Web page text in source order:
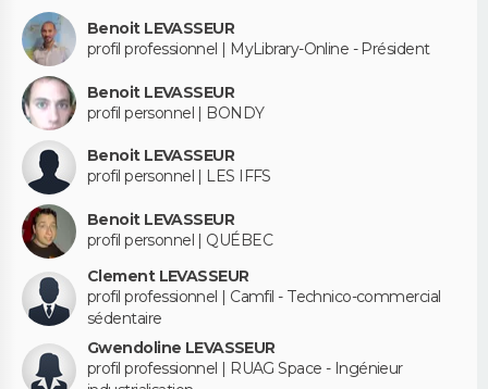
Benoit LEVASSEUR
profil professionnel | MyLibrary-Online - Président
Benoit LEVASSEUR
profil personnel | BONDY
Benoit LEVASSEUR
profil personnel | LES IFFS
Benoit LEVASSEUR
profil personnel | QUÉBEC
Clement LEVASSEUR
profil professionnel | Camfil - Technico-commercial
sédentaire
Gwendoline LEVASSEUR
profil professionnel | RUAG Space - Ingénieur